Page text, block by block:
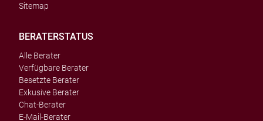
Sitemap
BERATERSTATUS
Alle Berater
Verfügbare Berater
Besetzte Berater
Exkusive Berater
Chat-Berater
E-Mail-Berater